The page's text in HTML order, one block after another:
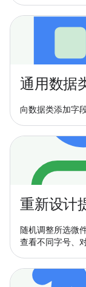
通用数据
向数据类添加字段
重新设计
随机调整所选微
查看不同字号、